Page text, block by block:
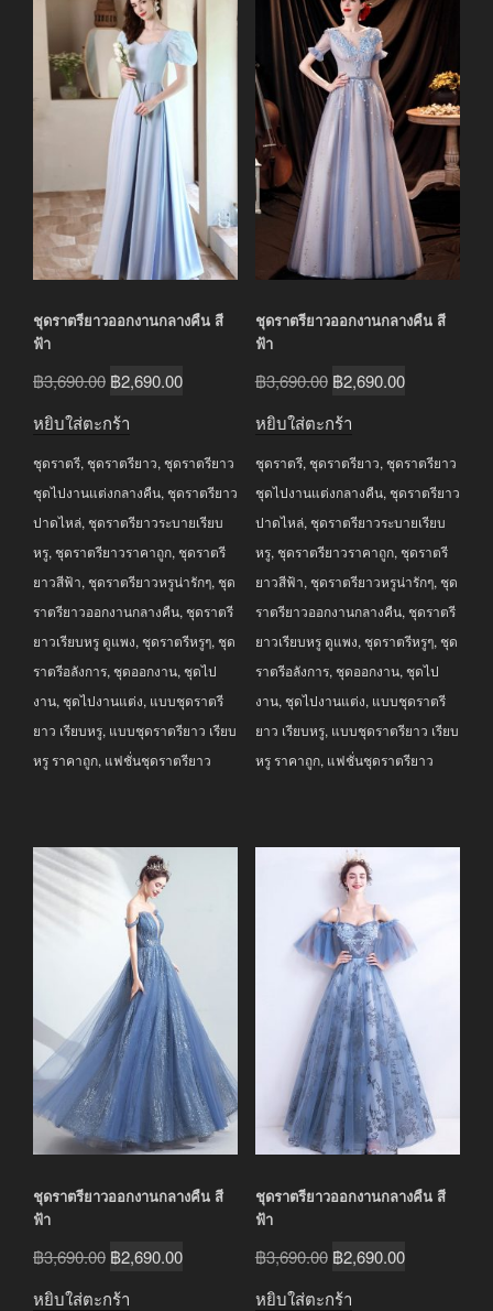
ชุดราตรียาวออกงานกลางคืน สี
ฟ้า
฿3,690.00 Original
฿3,690.00.
฿2,690.00Current
฿2,690.00.
หยิบใส่ตะกร้า
ชุดราตรี, ชุดราตรียาว, ชุดราตรียาว
ชุดไปงานแต่งกลางคืน, ชุดราตรียาว
ปาดไหล่, ชุดราตรียาวระบายเรียบ
หรู, ชุดราตรียาวราคาถูก, ชุดราตรี
ยาวสีฟ้า, ชุดราตรียาวหรูน่ารักๆ, ชุด
ราตรียาวออกงานกลางคืน, ชุดราตรี
ยาวเรียบหรู ดูแพง, ชุดราตรีหรูๆ, ชุด
ราตรีอลังการ, ชุดออกงาน, ชุดไป
งาน, ชุดไปงานแต่ง, แบบชุดราตรี
ยาว เรียบหรู, แบบชุดราตรียาว เรียบ
หรู ราคาถูก, แฟชั่นชุดราตรียาว
ชุดราตรียาวออกงานกลางคืน สี
ฟ้า
฿3,690.00 Original
฿3,690.00.
฿2,690.00Current
฿2,690.00.
หยิบใส่ตะกร้า
ชุดราตรี, ชุดราตรียาว, ชุดราตรียาว
ชุดไปงานแต่งกลางคืน, ชุดราตรียาว
ปาดไหล่, ชุดราตรียาวระบายเรียบ
หรู, ชุดราตรียาวราคาถูก, ชุดราตรี
ยาวสีฟ้า, ชุดราตรียาวหรูน่ารักๆ, ชุด
ราตรียาวออกงานกลางคืน, ชุดราตรี
ยาวเรียบหรู ดูแพง, ชุดราตรีหรูๆ, ชุด
ราตรีอลังการ, ชุดออกงาน, ชุดไป
งาน, ชุดไปงานแต่ง, แบบชุดราตรี
ยาว เรียบหรู, แบบชุดราตรียาว เรียบ
หรู ราคาถูก, แฟชั่นชุดราตรียาว
ชุดราตรียาวออกงานกลางคืน สี
ฟ้า
฿3,690.00 Original
฿2,690.00Current
หยิบใส่ตะกร้า
ชุดราตรียาวออกงานกลางคืน สี
ฟ้า
฿3,690.00 Original
฿2,690.00Current
หยิบใส่ตะกร้า